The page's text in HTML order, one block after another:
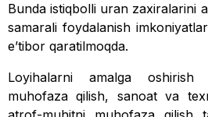
Bunda istiqbolli uran zaxiralarini
samarali foydalanish
e’tibor qaratilmoqda.
Loyihalarni amalga oshirish
muhofaza qilish, sanoat va